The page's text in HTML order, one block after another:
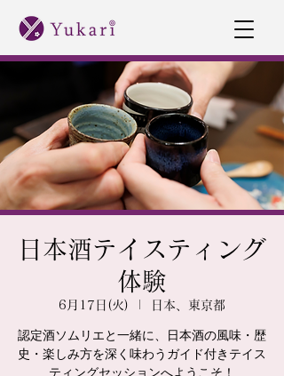
日本酒テイスティング
体験
6月17日(火) 日本、東京都
認定酒ソムリエと一緒に、日本酒の風味・歴
史・楽しみ方を深く味わうガイド付きテイス